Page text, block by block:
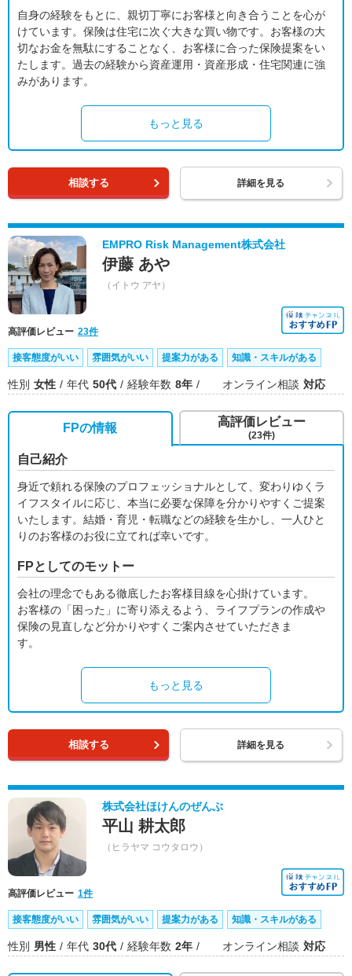
自身の経験をもとに、親切丁寧にお客様と向き合うことを心が
けています。保険は住宅に次ぐ大きな買い物です。お客様の大
切なお金を無駄にすることなく、お客様に合った保険提案をい
たします。過去の経験から資産運用・資産形成・住宅関連に強
みがあります。
もっと見る
相談する 詳細を見る
EMPRO Risk Management株式会社
伊藤 あや
（イトウ アヤ）
高評価レビュー 23件
接客態度がいい 雰囲気がいい 提案力がある 知識・スキルがある
性別 女性 年代 50代 経験年数 8年 オンライン相談 対応
FPの情報
自己紹介
身近で頼れる保険のプロフェッショナルとして、変わりゆくラ
イフスタイルに応じ、本当に必要な保障を分かりやすくご提案
いたします。結婚・育児・転職などの経験を生かし、一人ひと
りのお客様のお役に立てれば幸いです。
FPとしてのモットー
会社の理念でもある徹底したお客様目線を心掛けています。
お客様の「困った」に寄り添えるよう、ライフプランの作成や
保険の見直しなど分かりやすくご案内させていただきま
す。
もっと見る
高評価レビュー
(23件)
相談する 詳細を見る
株式会社ほけんのぜんぶ
平山 耕太郎
（ヒラヤマ コウタロウ）
高評価レビュー 1件
接客態度がいい 雰囲気がいい 提案力がある 知識・スキルがある
性別 男性 年代 30代 経験年数 2年 オンライン相談 対応